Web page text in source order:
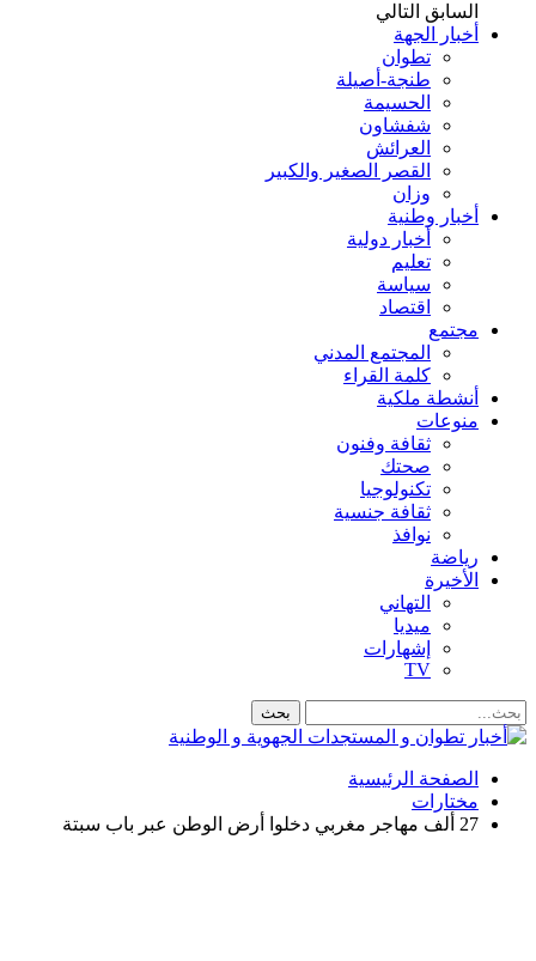
السابق التالي
أخبار الجهة
تطوان
طنجة-أصيلة
الحسيمة
شفشاون
العرائش
القصر الصغير والكبير
وزان
أخبار وطنية
أخبار دولية
تعليم
سياسة
اقتصاد
مجتمع
المجتمع المدني
كلمة القراء
أنشطة ملكية
منوعات
ثقافة وفنون
صحتك
تكنولوجيا
ثقافة جنسية
نوافذ
رياضة
الأخيرة
التهاني
ميديا
إشهارات
TV
الصفحة الرئيسية
مختارات
27 ألف مهاجر مغربي دخلوا أرض الوطن عبر باب سبتة